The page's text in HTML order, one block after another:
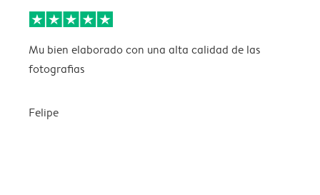
Mu bien elaborado con una alta calidad de las
fotografias
Felipe